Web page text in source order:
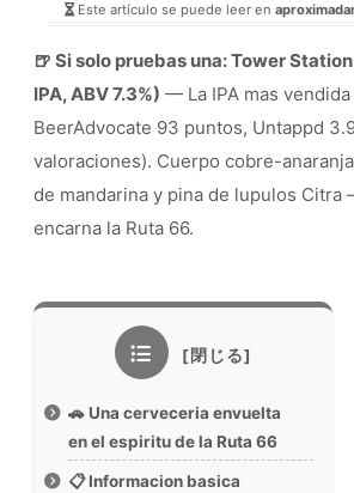
Este artículo se puede leer en
🍺 Si solo pruebas una: Tower
IPA, ABV 7.3%) — La IPA mas
BeerAdvocate 93 puntos, Untappd
valoraciones). Cuerpo cobre-
de mandarina y pina de lupulos Citra
encarna la Ruta 66.
🚗 Una cerveceria envuelta
en el espiritu de la Ruta 66
📋 Informacion basica